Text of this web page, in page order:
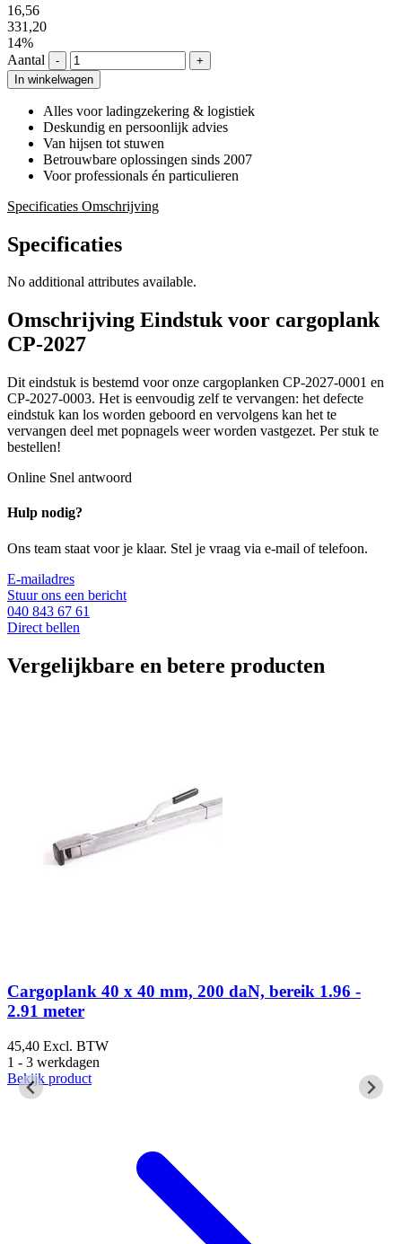
16,56
331,20
14%
Aantal
-
+
In winkelwagen
Alles voor ladingzekering & logistiek
Deskundig en persoonlijk advies
Van hijsen tot stuwen
Betrouwbare oplossingen sinds 2007
Voor professionals én particulieren
Specificaties Omschrijving
Specificaties
No additional attributes available.
Omschrijving Eindstuk voor cargoplank
CP-2027
Dit eindstuk is bestemd voor onze cargoplanken CP-2027-0001 en
CP-2027-0003. Het is eenvoudig zelf te vervangen: het defecte
eindstuk kan los worden geboord en vervolgens kan het te
vervangen deel met popnagels weer worden vastgezet. Per stuk te
bestellen!
Online Snel antwoord
Hulp nodig?
Ons team staat voor je klaar. Stel je vraag via e-mail of telefoon.
E-mailadres
Stuur ons een bericht
040 843 67 61
Direct bellen
Vergelijkbare en betere producten
Cargoplank 40 x 40 mm, 200 daN, bereik 1.96 -
2.91 meter
45,40 Excl. BTW
1 - 3 werkdagen
Bekijk product